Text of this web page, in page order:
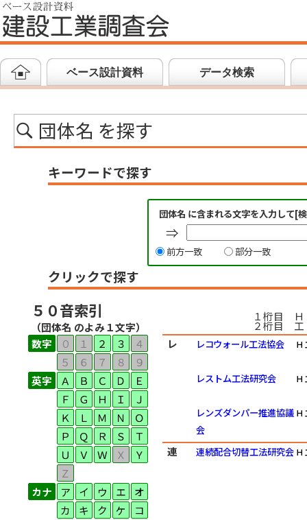
ベース設計資料 データ検索
団体名 を探す
キーワードで探す
団体名 に含まれる文字を入力して[
⇒
前方一致 部分一致
クリックで探す
５０音索引
（団体名 のよみ１文字）
数字
０ １ ２ ３
４
５
６ ７ ８
９
英字
Ａ Ｂ Ｃ Ｄ
Ｅ
Ｆ
Ｇ Ｈ Ｉ
Ｊ
Ｋ
Ｌ Ｍ Ｎ
Ｏ
Ｐ
Ｑ Ｒ Ｓ
Ｔ
Ｕ
Ｖ Ｗ Ｘ
Ｙ
Ｚ
カナ
ア イ ウ エ
オ
カ
キ ク ケ
コ
１桁目 Ｈ
２桁目 工
レ
レコウォール工法協会 Ｈ
レストム工法研究会 Ｈ
レンズダンパー推進協議
会
Ｈ
連 連続配合切替工法研究会 Ｈ